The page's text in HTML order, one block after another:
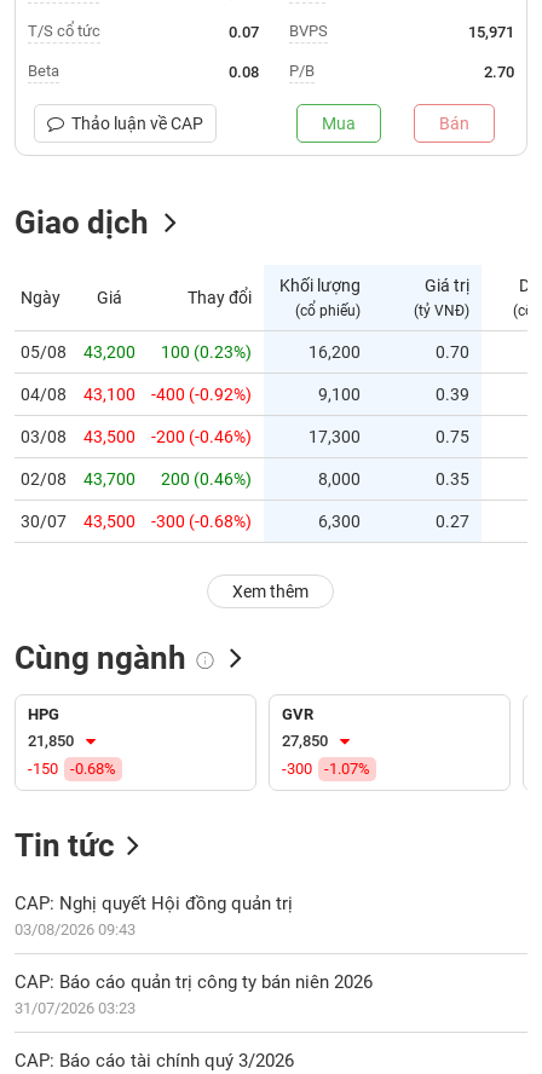
Trạng
thái
phiếu
thị
trường
yết
Niêm
mới
Niêm
yết
bổ
Hủy
dõi
biệt
Không
được
phiếu
chi
tiết
T/S cổ tức 0.07
Beta 0.08
BVPS 15,971
P/B 2.70
Thảo luận vềCAP Mua Bán
Giao dịch
Ngày Giá Thay đổi
Khối lượng
(cổ phiếu)
Giá trị
(tỷ VNĐ) (cổ
05/08 43,200 100 (0.23%) 16,200 0.70
04/08 43,100 -400 (-0.92%) 9,100 0.39
03/08 43,500 -200 (-0.46%) 17,300 0.75
02/08 43,700 200 (0.46%) 8,000 0.35
30/07 43,500 -300 (-0.68%) 6,300 0.27
Xem thêm
Cùng ngành
HPG
21,850
-150
-0.68%
GVR
27,850
-300
-1.07%
Tin tức
CAP: Nghị quyết Hội đồng quản trị
03/08/2026 09:43
CAP: Báo cáo quản trị công ty bán niên 2026
31/07/2026 03:23
CAP: Báo cáo tài chính quý 3/2026
NGÀNH
NGHIỆP
CỔ
SINH
TRÁI
PHIẾU
CÔNG
ĐẦU
TƯ
DỮ
LIỆU
Ngành
(-)